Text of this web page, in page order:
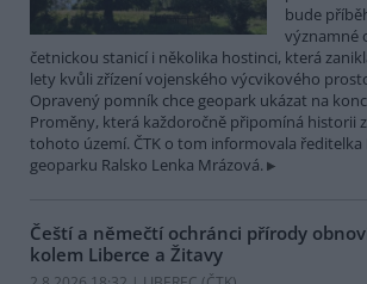
bude
významné
četnickou stanicí i několika hostinci, která
lety kvůli zřízení vojenského výcvikového
Opravený pomník chce geopark ukázat na
Proměny, která každoročně připomíná historii
tohoto území. ČTK o tom informovala
geoparku Ralsko Lenka Mrázová.
Čeští a němečtí ochránci přírody
kolem Liberce a Žitavy